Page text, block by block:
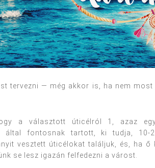
tervezni — még akkor is, ha nem
a választott úticélról 1, azaz egy
által fontosnak tartott, ki tudja, 10-
vesztett úticélokat találjuk, és, ha ő
se lesz igazán felfedezni a várost.